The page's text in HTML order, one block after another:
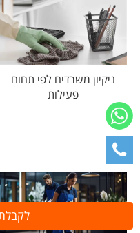
ניקיון משרדים לפי תחום
פעילות